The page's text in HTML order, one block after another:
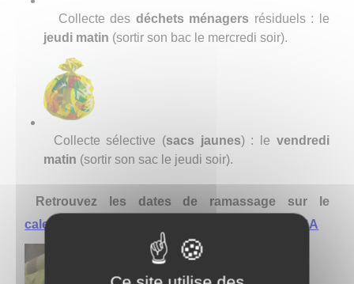
Collecte des déchets ménagers résiduels :
le
jeudi matin (sortir son bac le mercredi soir).
Collecte sélective (sacs jaunes) : le vendredi
matin (sortir son sac le jeudi soir).
Retrouvez les dates de ramassage sur le
calendrier communal
calendrier de la CCSA